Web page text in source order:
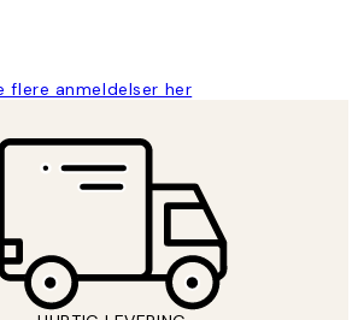
flere anmeldelser her